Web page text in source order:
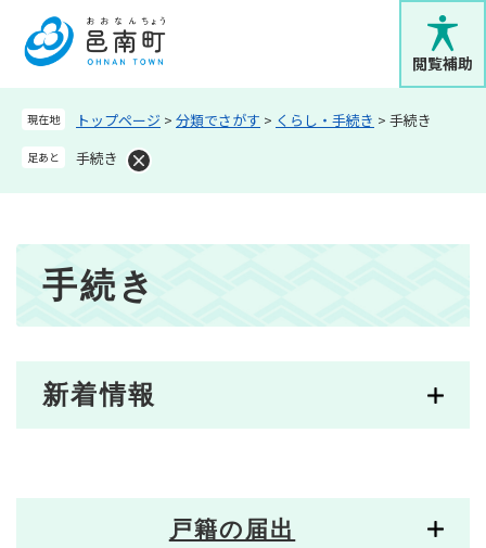
。
メニューを飛ばして本文へ
閲覧補助
現在地 トップページ > 分類でさがす > くらし・手続き > 手続き
足あと 手続き
手続き
新着情報
戸籍の届出